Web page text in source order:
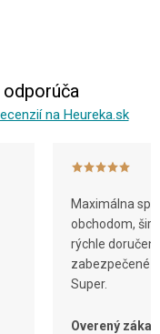
odporúča
na Heureka.sk
Maximálna
obchodom,
rýchle
zabezpečené
Super.
Overený